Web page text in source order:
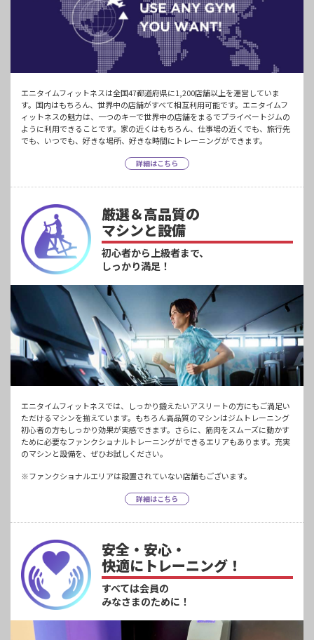
エニタイムフィットネスは全国47都道府県に1,200店舗以上を運営していま
す。国内はもちろん、世界中の店舗がすべて相互利用可能です。エニタイムフ
ィットネスの魅力は、一つのキーで世界中の店舗をまるでプライベートジムの
ように利用できることです。家の近くはもちろん、仕事場の近くでも、旅行先
でも、いつでも、好きな場所、好きな時間にトレーニングができます。
詳細はこちら
厳選＆高品質の
マシンと設備
初心者から上級者まで、
しっかり満足！
エニタイムフィットネスでは、しっかり鍛えたいアスリートの方にもご満足い
ただけるマシンを揃えています。もちろん高品質のマシンはジムトレーニング
初心者の方もしっかり効果が実感できます。さらに、筋肉をスムーズに動かす
ために必要なファンクショナルトレーニングができるエリアもあります。充実
のマシンと設備を、ぜひお試しください。
※ファンクショナルエリアは設置されていない店舗もございます。
詳細はこちら
安全・安心・
快適にトレーニング！
すべては会員の
みなさまのために！